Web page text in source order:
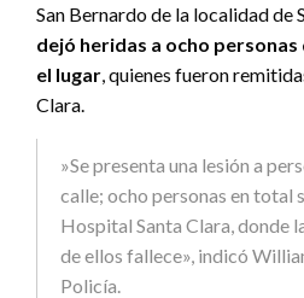
San Bernardo de la localidad de
dejó heridas a ocho
el lugar , quienes fueron
Clara.
»Se presenta una lesión a
calle; ocho personas en total
Hospital Santa Clara, donde
de ellos fallece», indicó
Policía.